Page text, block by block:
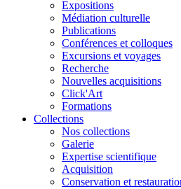
Expositions
Médiation culturelle
Publications
Conférences et colloques
Excursions et voyages
Recherche
Nouvelles acquisitions
Click'Art
Formations
Collections
Nos collections
Galerie
Expertise scientifique
Acquisition
Conservation et